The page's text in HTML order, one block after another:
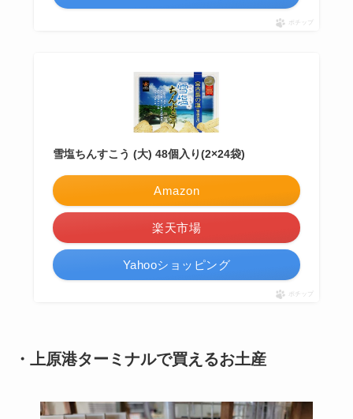
ポチップ
雪塩ちんすこう (大) 48個入り(2×24袋)
Amazon
楽天市場
Yahooショッピング
ポチップ
・上原港ターミナルで買えるお土産